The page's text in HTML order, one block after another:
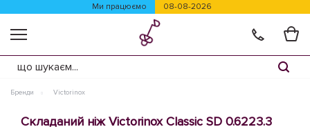
Ми працюємо 08-08-2026
Бренди Victorinox
Складаний ніж Victorinox Classic SD 0.6223.3